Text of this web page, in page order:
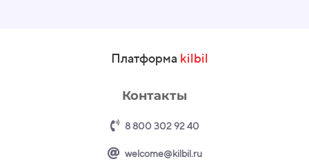
Платформа kilbil
Контакты
8 800 302 92 40
welcome@kilbil.ru